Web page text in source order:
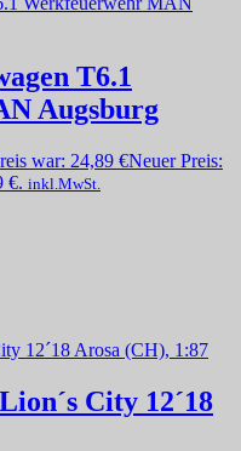
T6.1
Augsburg
war: 24,89 €Neuer Preis:
€. inkl.MwSt.
City 12´18